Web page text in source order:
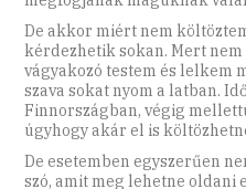
De akkor miért nem
kérdezhetik sokan. Mert
vágyakozó testem és lelkem
szava sokat nyom a latban.
Finnországban, végig
úgyhogy akár el is
De esetemben egyszerűen
szó, amit meg lehetne oldani